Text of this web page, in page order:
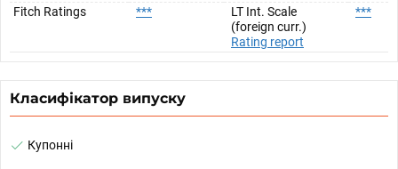
Fitch Ratings ***
LT Int. Scale
(foreign curr.)
Rating report
***
Класифікатор випуску
Купонні